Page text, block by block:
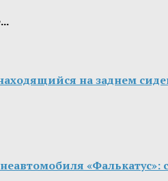
на заднем